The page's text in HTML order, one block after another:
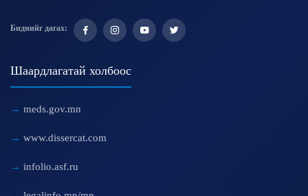
Биднийг дагах:
Шаардлагатай холбоос
meds.gov.mn
www.dissercat.com
infolio.asf.ru